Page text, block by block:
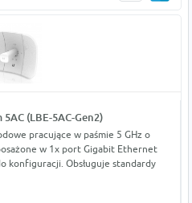
(LBE-5AC-Gen2)
pracujące w paśmie 5 GHz o
w 1x port Gigabit Ethernet
konfiguracji. Obsługuje standardy